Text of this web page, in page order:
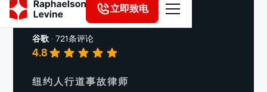
立即致电
滑倒摔伤
谷歌 · 721条评论
4.8
纽约人行道事故律师